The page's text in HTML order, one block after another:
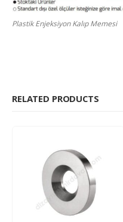
Plastik Enjeksiyon Kalıp Memesi
RELATED PRODUCTS